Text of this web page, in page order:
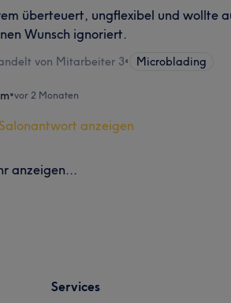
überteuert, ungflexibel und wollte
Wunsch ignoriert.
von Mitarbeiter 3• Microblading
•vor 2 Monaten
anzeigen
anzeigen...
Services